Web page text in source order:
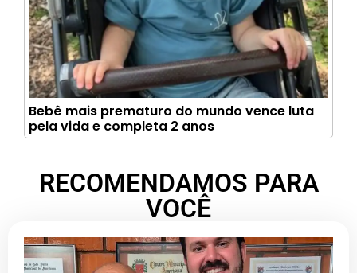
Bebê mais prematuro do mundo vence luta
pela vida e completa 2 anos
RECOMENDAMOS PARA
VOCÊ